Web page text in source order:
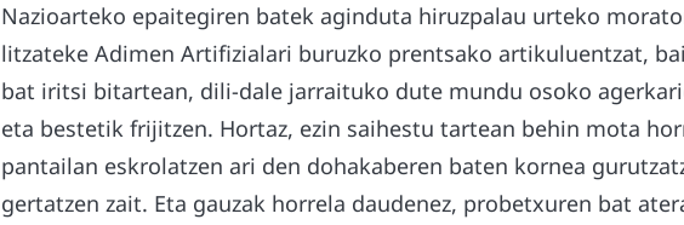
Nazioarteko epaitegiren batek aginduta hiruzpalau urteko
litzateke Adimen Artifizialari buruzko prentsako artikuluentzat,
bat iritsi bitartean, dili-dale jarraituko dute mundu osoko
eta bestetik frijitzen. Hortaz, ezin saihestu tartean behin mota
pantailan eskrolatzen ari den dohakaberen baten kornea
gertatzen zait. Eta gauzak horrela daudenez, probetxuren bat